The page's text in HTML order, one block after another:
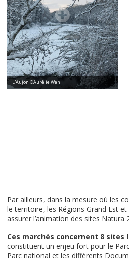
L'Aujon ©Aurélie Wahl
Par ailleurs, dans la mesure où les
le territoire, les Régions Grand Est
assurer l’animation des sites Natura
Ces marchés concernent 8 sites
constituent un enjeu fort pour le
Parc national et les différents